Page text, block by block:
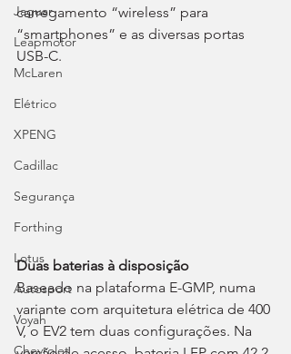
Jaguar
Leapmotor
McLaren
Elétrico
XPENG
Cadillac
Segurança
Forthing
Lotus
Autosport
Voyah
Chevrolet
carregamento “wireless” para
“smartphones” e as diversas portas
USB-C.
Duas baterias à disposição
Baseado na plataforma E-GMP, numa
variante com arquitetura elétrica de 400
V, o EV2 tem duas configurações. Na